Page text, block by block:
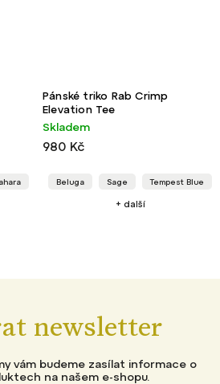
Pánské triko Rab Crimp
Elevation Tee
Skladem
980 Kč
Beluga Sage Tempest Blue
+ další
newsletter
vám budeme zasílat informace o
na našem e-shopu.